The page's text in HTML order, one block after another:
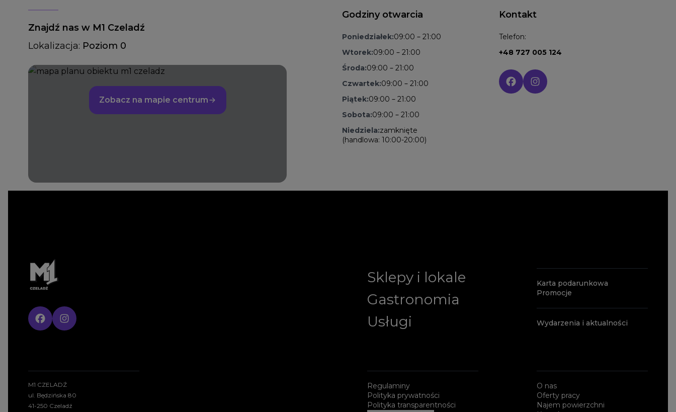
Znajdź nas w M1 Czeladź
Lokalizacja: Poziom 0
Zobacz na mapie centrum
Godziny otwarcia
Poniedziałek:09:00 – 21:00
Wtorek:09:00 – 21:00
Środa:09:00 – 21:00
Czwartek:09:00 – 21:00
Piątek:09:00 – 21:00
Sobota:09:00 – 21:00
Niedziela:zamknięte
(handlowa: 10:00-20:00)
Kontakt
Telefon:
+48 727 005 124
Social media:
Sklepy i lokale
Gastronomia
Usługi
Karta podarunkowa
Promocje
Wydarzenia i aktualności
M1 CZELADŹ
ul. Będzińska 80
41-250 Czeladź
Regulaminy
Polityka prywatności
Polityka transparentności
O nas
Oferty pracy
Najem powierzchni